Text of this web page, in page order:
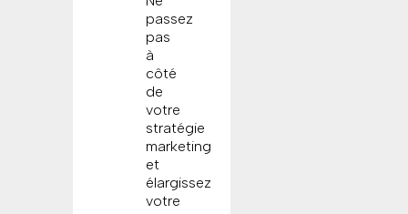
passez
pas
à
côté
de
votre
stratégie
marketing
et
élargissez
votre